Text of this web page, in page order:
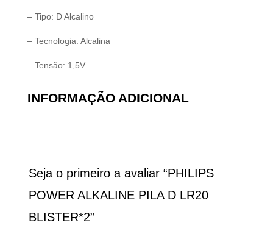
– Tipo: D Alcalino
– Tecnologia: Alcalina
– Tensão: 1,5V
INFORMAÇÃO ADICIONAL
Seja o primeiro a avaliar “PHILIPS
POWER ALKALINE PILA D LR20
BLISTER*2”